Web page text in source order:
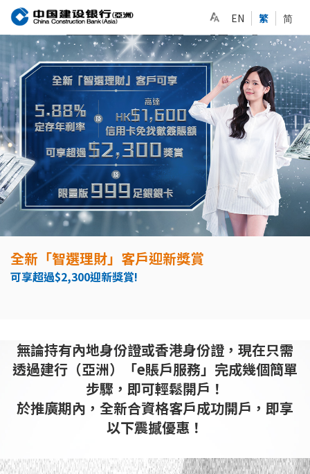
EN 繁 简
全新「智選理財」客戶迎新獎賞
可享超過$2,300迎新獎賞!
無論持有內地身份證或香港身份證，現在只需
透過建行（亞洲）「e賬戶服務」完成幾個簡單
步驟，即可輕鬆開戶！
於推廣期內，全新合資格客戶成功開戶，即享
以下震撼優惠！